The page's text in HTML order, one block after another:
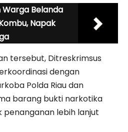
Warga Belanda
Napak
tersebut, Ditreskrimsus
dengan
Polda Riau dan
barang bukti narkotika
penanganan lebih lanjut